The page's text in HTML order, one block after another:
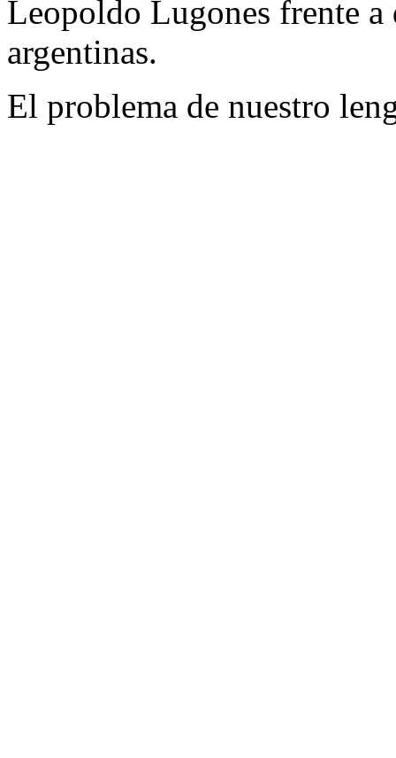
Leopoldo Lugones frente a
argentinas.
El problema de nuestro